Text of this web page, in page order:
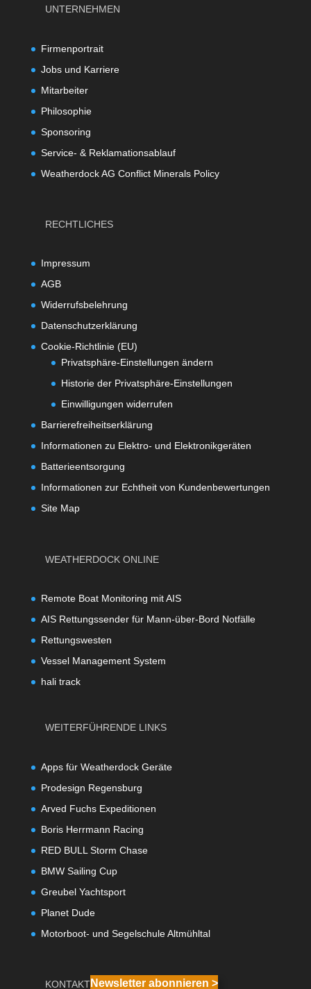
UNTERNEHMEN
Firmenportrait
Jobs und Karriere
Mitarbeiter
Philosophie
Sponsoring
Service- & Reklamationsablauf
Weatherdock AG Conflict Minerals Policy
RECHTLICHES
Impressum
AGB
Widerrufsbelehrung
Datenschutzerklärung
Cookie-Richtlinie (EU)
Privatsphäre-Einstellungen ändern
Historie der Privatsphäre-Einstellungen
Einwilligungen widerrufen
Barrierefreiheitserklärung
Informationen zu Elektro- und Elektronikgeräten
Batterieentsorgung
Informationen zur Echtheit von Kundenbewertungen
Site Map
WEATHERDOCK ONLINE
Remote Boat Monitoring mit AIS
AIS Rettungssender für Mann-über-Bord Notfälle
Rettungswesten
Vessel Management System
hali track
WEITERFÜHRENDE LINKS
Apps für Weatherdock Geräte
Prodesign Regensburg
Arved Fuchs Expeditionen
Boris Herrmann Racing
RED BULL Storm Chase
BMW Sailing Cup
Greubel Yachtsport
Planet Dude
Motorboot- und Segelschule Altmühltal
KONTAKTNewsletter abonnieren >